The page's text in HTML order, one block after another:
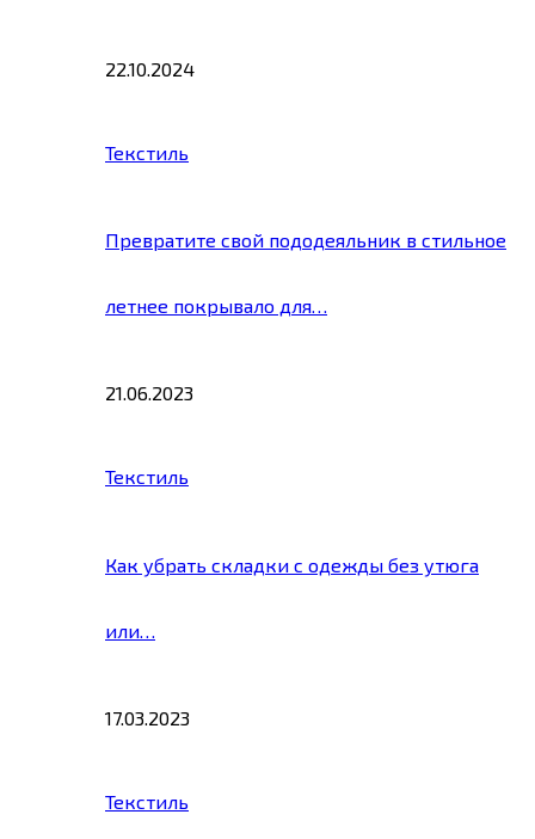
22.10.2024
Текстиль
Превратите свой пододеяльник в стильное
летнее покрывало для…
21.06.2023
Текстиль
Как убрать складки с одежды без утюга
или…
17.03.2023
Текстиль